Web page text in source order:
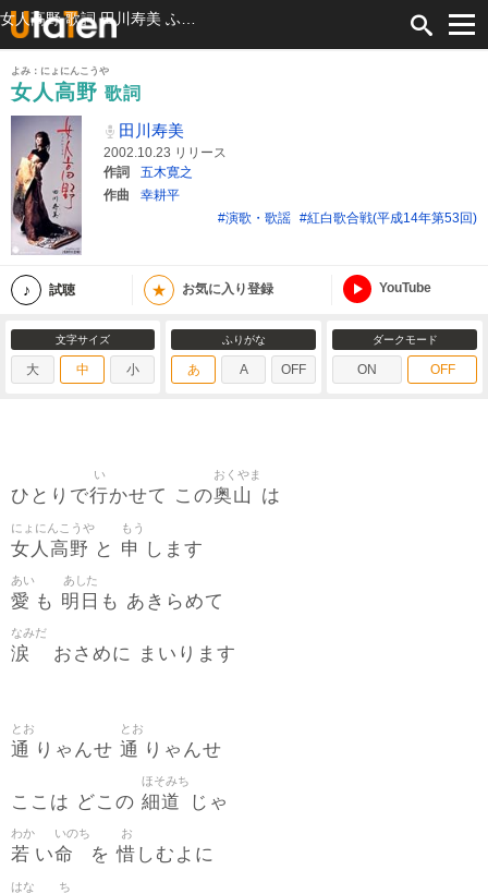
よみ：にょにんこうや
女人高野 歌詞
田川寿美
2002.10.23 リリース
作詞
五木寛之
作曲
幸耕平
#演歌・歌謡 #紅白歌合戦(平成14年第53回)
試聴 ★ お気に入り登録 YouTube
文字サイズ
大 中 小
ふりがな
あ A OFF
ダークモード
ON OFF
ひとりで行
い
かせて この奥山
おくやま
は
女人高野
にょにんこうや
と 申
もう
します
愛
あい
も 明日
あした
も あきらめて
涙
なみだ
おさめに まいります
通
とお
りゃんせ 通
とお
りゃんせ
ここは どこの 細道
ほそみち
じゃ
若
わか
い命
いのち
を惜
お
しむよに
はな ち